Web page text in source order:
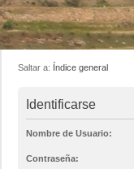
Saltar a: Índice general
Identificarse
Nombre de Usuario:
Contraseña: